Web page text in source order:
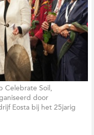
Celebrate Soil,
door
Eosta bij het 25jarig